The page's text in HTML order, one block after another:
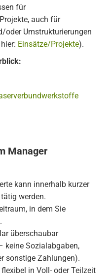
für
auch für
oder Umstrukturierungen
Einsätze/Projekte).
Manager
kann innerhalb kurzer
werden.
in dem Sie
überschaubar
keine Sozialabgaben,
sonstige Zahlungen).
in Voll- oder Teilzeit